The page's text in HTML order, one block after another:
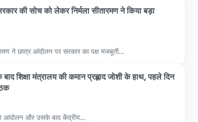
की सोच को लेकर निर्मला सीतारमण ने किया बड़ा
ने छात्र आंदोलन पर सरकार का पक्ष मजबूती…
शिक्षा मंत्रालय की कमान प्रह्लाद जोशी के हाथ, पहले दिन
आंदोलन और उसके बाद केंद्रीय…